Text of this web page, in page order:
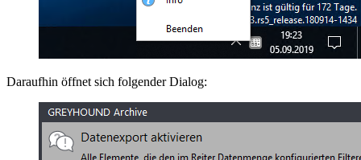
Daraufhin öffnet sich folgender Dialog: